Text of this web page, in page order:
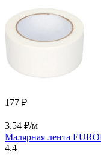
177 ₽
3.54 ₽/м
Малярная лента
4.4